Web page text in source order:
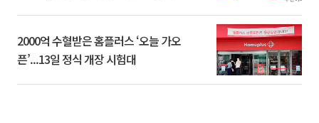
2000억 수혈받은 홈플러스 ‘오늘 가오
픈’...13일 정식 개장 시험대